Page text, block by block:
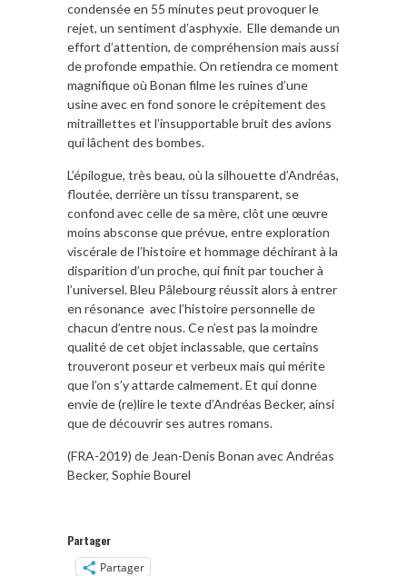
condensée en 55 minutes peut provoquer le
rejet, un sentiment d’asphyxie. Elle demande un
effort d’attention, de compréhension mais aussi
de profonde empathie. On retiendra ce moment
magnifique où Bonan filme les ruines d’une
usine avec en fond sonore le crépitement des
mitraillettes et l’insupportable bruit des avions
qui lâchent des bombes.
L’épilogue, très beau, où la silhouette d’Andréas,
floutée, derrière un tissu transparent, se
confond avec celle de sa mère, clôt une œuvre
moins absconse que prévue, entre exploration
viscérale de l’histoire et hommage déchirant à la
disparition d’un proche, qui finit par toucher à
l’universel. Bleu Pâlebourg réussit alors à entrer
en résonance avec l’histoire personnelle de
chacun d’entre nous. Ce n’est pas la moindre
qualité de cet objet inclassable, que certains
trouveront poseur et verbeux mais qui mérite
que l’on s’y attarde calmement. Et qui donne
envie de (re)lire le texte d’Andréas Becker, ainsi
que de découvrir ses autres romans.
(FRA-2019) de Jean-Denis Bonan avec Andréas
Becker, Sophie Bourel
Partager
Partager